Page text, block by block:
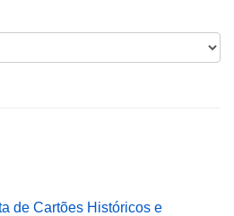
de Cartões Históricos e